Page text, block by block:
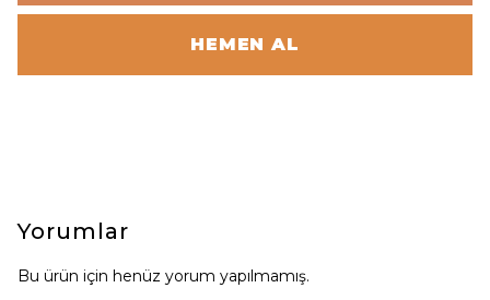
HEMEN AL
Yorumlar
Bu ürün için henüz yorum yapılmamış.